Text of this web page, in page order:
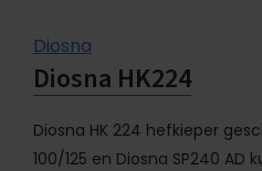
Diosna
Diosna HK224
Diosna HK 224 hefkieper
100/125 en Diosna SP240 AD